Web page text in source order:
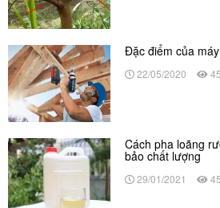
Đặc điểm của
22/05/2020
Cách pha loãng
bảo chất lượng
29/01/2021